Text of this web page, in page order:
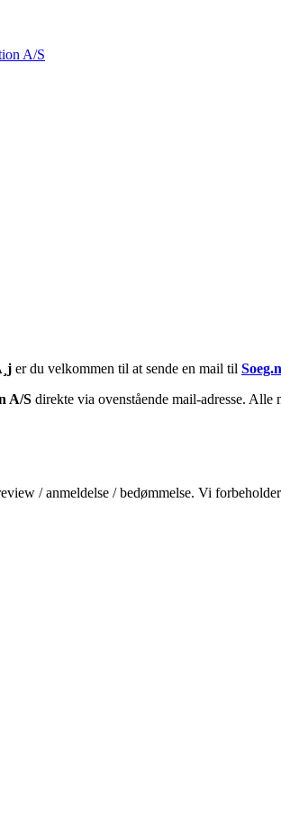
A/S
er du velkommen til at sende en mail til
A/S direkte via ovenstående mail-adresse.
/ anmeldelse / bedømmelse. Vi